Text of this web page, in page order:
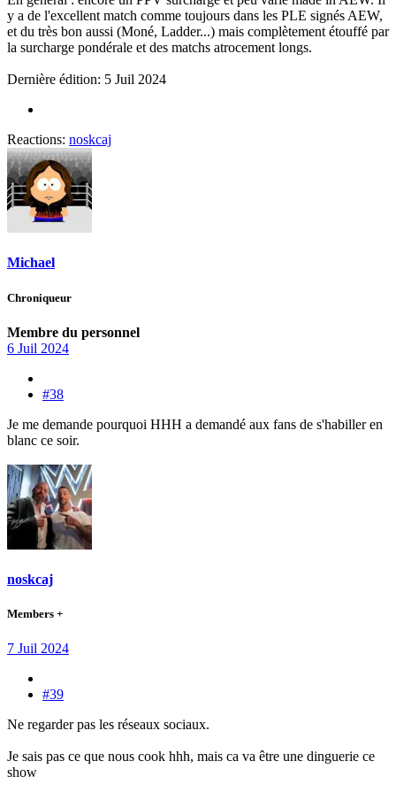
y a de l'excellent match comme toujours dans les PLE signés AEW,
et du très bon aussi (Moné, Ladder...) mais complètement étouffé par
la surcharge pondérale et des matchs atrocement longs.
Dernière édition: 5 Juil 2024
Reactions: noskcaj
Michael
Chroniqueur
Membre du personnel
6 Juil 2024
#38
Je me demande pourquoi HHH a demandé aux fans de s'habiller en
blanc ce soir.
noskcaj
Members +
7 Juil 2024
#39
Ne regarder pas les réseaux sociaux.
Je sais pas ce que nous cook hhh, mais ca va être une dinguerie ce
show